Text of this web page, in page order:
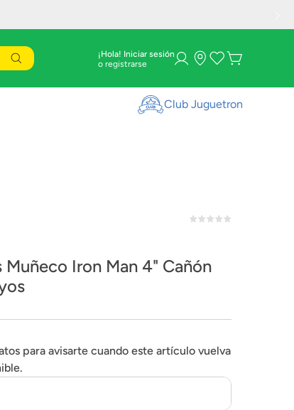
¡Hola! Iniciar sesión
Club Juguetron
Muñeco Iron Man 4" Cañón
para avisarte cuando este artículo vuelva